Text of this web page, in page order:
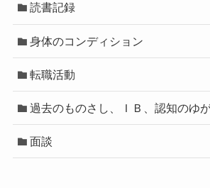
読書記録
身体のコンディション
転職活動
過去のものさし、ＩＢ、認知のゆ
面談